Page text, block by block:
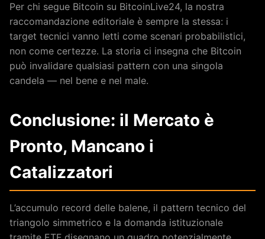
Per chi segue Bitcoin su BitcoinLive24, la nostra
raccomandazione editoriale è sempre la stessa: i
target tecnici vanno letti come scenari probabilistici,
non come certezze. La storia ci insegna che Bitcoin
può invalidare qualsiasi pattern con una singola
candela — nel bene e nel male.
Conclusione: il Mercato è
Pronto, Mancano i
Catalizzatori
L’accumulo record delle balene, il pattern tecnico del
triangolo simmetrico e la domanda istituzionale